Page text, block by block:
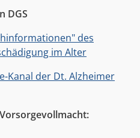
DGS
des
im Alter
Kanal der Dt. Alzheimer